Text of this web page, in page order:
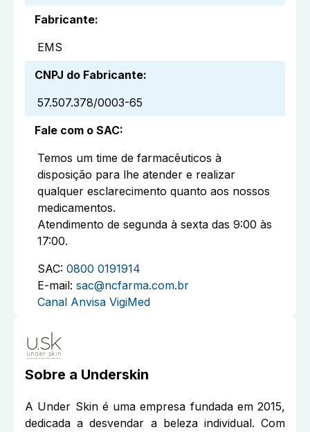
Fabricante:
EMS
CNPJ do Fabricante:
57.507.378/0003-65
Fale com o SAC:
Temos um time de farmacêuticos à
disposição para lhe atender e realizar
qualquer esclarecimento quanto aos nossos
medicamentos.
Atendimento de segunda à sexta das 9:00 às
17:00.
SAC: 0800 0191914
E-mail: sac@ncfarma.com.br
Canal Anvisa VigiMed
Sobre a Underskin
A Under Skin é uma empresa fundada em 2015,
dedicada a desvendar a beleza individual. Com